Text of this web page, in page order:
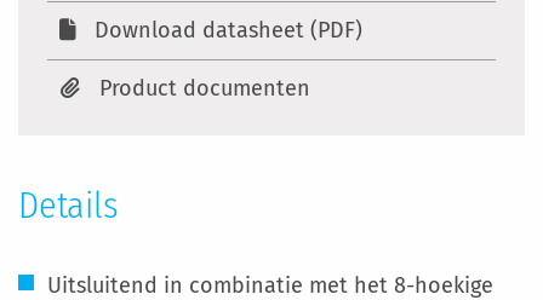
Download datasheet (PDF)
Product documenten
Details
Uitsluitend in combinatie met het 8-hoekige